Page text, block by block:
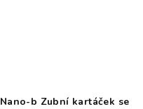
Nano-b Zubní kartáček se